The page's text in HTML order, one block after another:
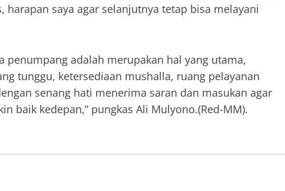
harapan saya agar selanjutnya tetap bisa melayani
penumpang adalah merupakan hal yang utama,
tunggu, ketersediaan mushalla, ruang pelayanan
senang hati menerima saran dan masukan agar
baik kedepan,” pungkas Ali Mulyono.(Red-MM).